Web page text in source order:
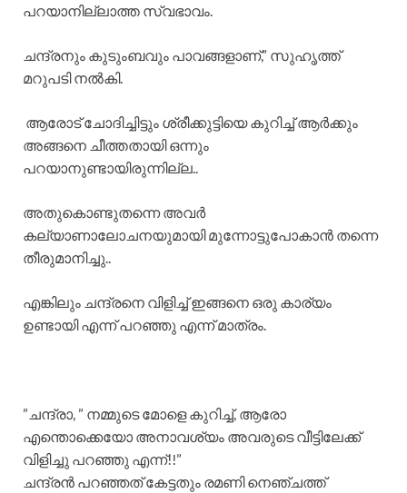
പറയാനില്ലാത്ത സ്വഭാവം.
ചന്ദ്രനും കുടുംബവും പാവങ്ങളാണ്,” സുഹൃത്ത്
മറുപടി നൽകി.
​ ആരോട് ചോദിച്ചിട്ടും ശ്രീക്കുട്ടിയെ കുറിച്ച് ആർക്കും
അങ്ങനെ ചീത്തതായി ഒന്നും
പറയാനുണ്ടായിരുന്നില്ല..
അതുകൊണ്ടുതന്നെ അവർ
കല്യാണാലോചനയുമായി മുന്നോട്ടുപോകാൻ തന്നെ
തീരുമാനിച്ചു..
എങ്കിലും ചന്ദ്രനെ വിളിച്ച് ഇങ്ങനെ ഒരു കാര്യം
ഉണ്ടായി എന്ന് പറഞ്ഞു എന്ന് മാത്രം.
​”ചന്ദ്രാ, ” നമ്മുടെ മോളെ കുറിച്ച്, ആരോ
എന്തൊക്കെയോ അനാവശ്യം അവരുടെ വീട്ടിലേക്ക്
വിളിച്ചു പറഞ്ഞു എന്ന്!!”
​ചന്ദ്രൻ പറഞ്ഞത് കേട്ടതും രമണി നെഞ്ചത്ത്